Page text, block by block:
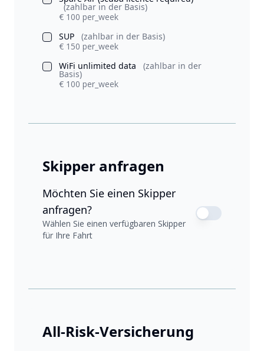
(zahlbar in der Basis)
€ 100 per_week
SUP
(zahlbar in der Basis)
€ 150 per_week
WiFi unlimited data
(zahlbar in der
Basis)
€ 100 per_week
Skipper anfragen
Möchten Sie einen Skipper
anfragen?
Wählen Sie einen verfügbaren Skipper
für Ihre Fahrt
All-Risk-Versicherung